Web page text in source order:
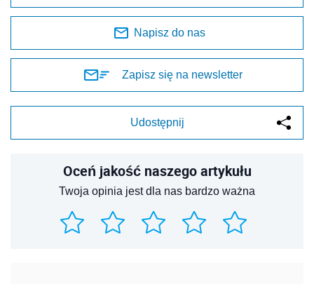
Napisz do nas
Zapisz się na newsletter
Udostępnij
Oceń jakość naszego artykułu
Twoja opinia jest dla nas bardzo ważna